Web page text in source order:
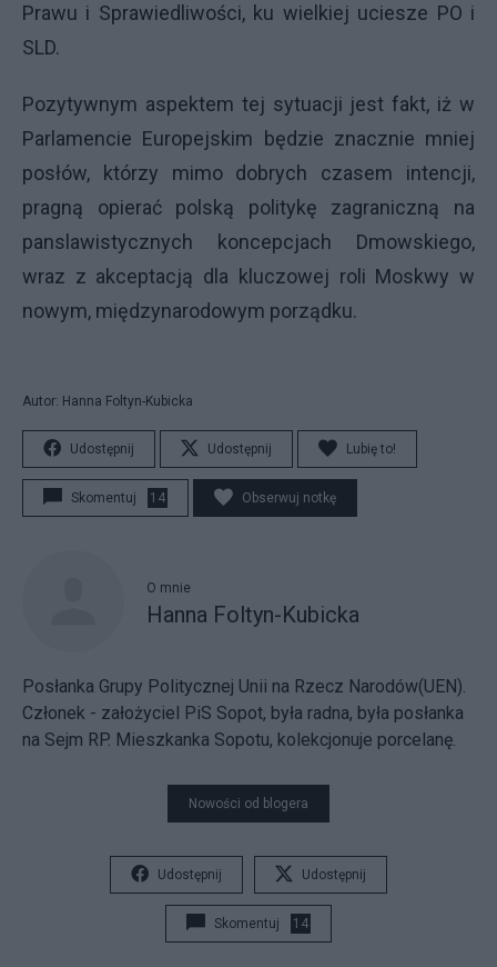
Prawu i Sprawiedliwości, ku wielkiej uciesze PO i
SLD.
Pozytywnym aspektem tej sytuacji jest fakt, iż w
Parlamencie Europejskim będzie znacznie mniej
posłów, którzy mimo dobrych czasem intencji,
pragną opierać polską politykę zagraniczną na
panslawistycznych koncepcjach Dmowskiego,
wraz z akceptacją dla kluczowej roli Moskwy w
nowym, międzynarodowym porządku.
Autor: Hanna Foltyn-Kubicka
Udostępnij Udostępnij Lubię to!
Skomentuj 14 Obserwuj notkę
O mnie
Hanna Foltyn-Kubicka
Posłanka Grupy Politycznej Unii na Rzecz Narodów(UEN).
Członek - założyciel PiS Sopot, była radna, była posłanka
na Sejm RP. Mieszkanka Sopotu, kolekcjonuje porcelanę.
Nowości od blogera
Udostępnij Udostępnij
Skomentuj 14